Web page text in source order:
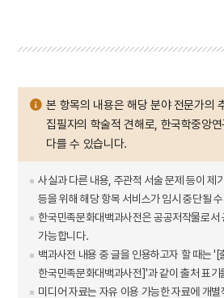
본 항목의 내용은 해당 분야 전문가의
집필자의 학술적 견해로, 한국학중앙
다를 수 있습니다.
사실과 다른 내용, 주관적 서술 문제 등이 제
등을 위해 해당 항목 서비스가 임시 중단될
한국민족문화대백과사전은 공공저작물로서
가능합니다.
백과사전 내용 중 글을 인용하고자 할 때는 '[
한국민족문화대백과사전]'과 같이 출처 표기
미디어 자료는 자유 이용 가능한 자료에 개